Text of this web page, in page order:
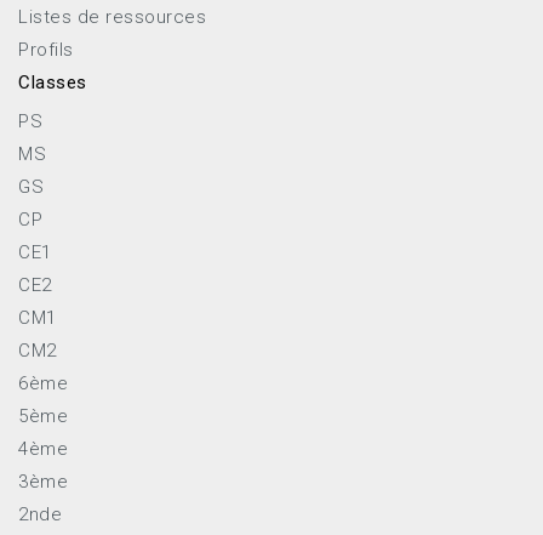
Listes de ressources
Profils
Classes
PS
MS
GS
CP
CE1
CE2
CM1
CM2
6ème
5ème
4ème
3ème
2nde